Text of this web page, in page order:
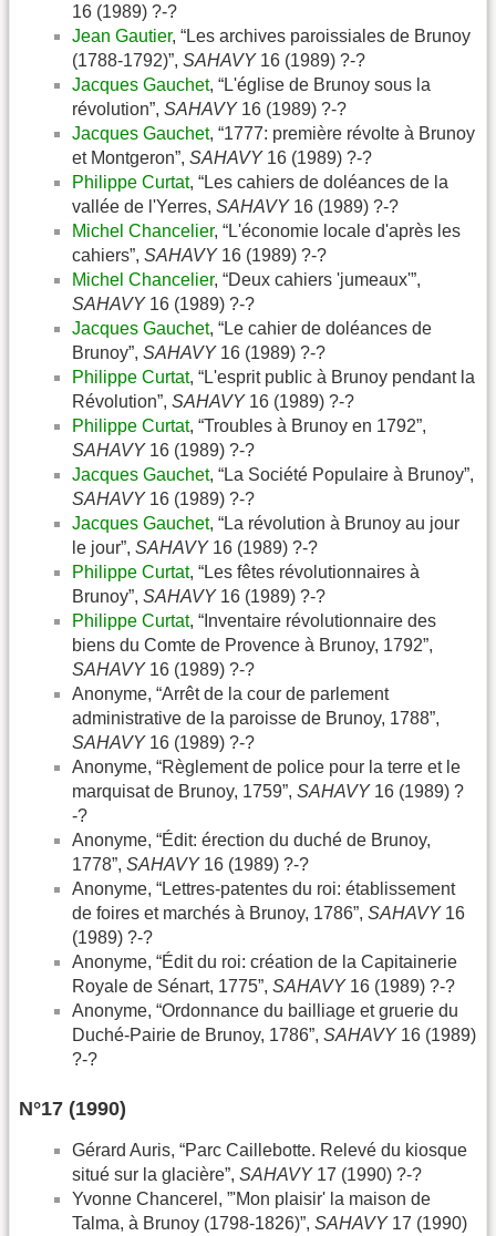
16 (1989) ?-?
Jean Gautier, “Les archives paroissiales de Brunoy
(1788-1792)”, SAHAVY 16 (1989) ?-?
Jacques Gauchet, “L'église de Brunoy sous la
révolution”, SAHAVY 16 (1989) ?-?
Jacques Gauchet, “1777: première révolte à Brunoy
et Montgeron”, SAHAVY 16 (1989) ?-?
Philippe Curtat, “Les cahiers de doléances de la
vallée de l'Yerres, SAHAVY 16 (1989) ?-?
Michel Chancelier, “L'économie locale d'après les
cahiers”, SAHAVY 16 (1989) ?-?
Michel Chancelier, “Deux cahiers 'jumeaux'”,
SAHAVY 16 (1989) ?-?
Jacques Gauchet, “Le cahier de doléances de
Brunoy”, SAHAVY 16 (1989) ?-?
Philippe Curtat, “L'esprit public à Brunoy pendant la
Révolution”, SAHAVY 16 (1989) ?-?
Philippe Curtat, “Troubles à Brunoy en 1792”,
SAHAVY 16 (1989) ?-?
Jacques Gauchet, “La Société Populaire à Brunoy”,
SAHAVY 16 (1989) ?-?
Jacques Gauchet, “La révolution à Brunoy au jour
le jour”, SAHAVY 16 (1989) ?-?
Philippe Curtat, “Les fêtes révolutionnaires à
Brunoy”, SAHAVY 16 (1989) ?-?
Philippe Curtat, “Inventaire révolutionnaire des
biens du Comte de Provence à Brunoy, 1792”,
SAHAVY 16 (1989) ?-?
Anonyme, “Arrêt de la cour de parlement
administrative de la paroisse de Brunoy, 1788”,
SAHAVY 16 (1989) ?-?
Anonyme, “Règlement de police pour la terre et le
marquisat de Brunoy, 1759”, SAHAVY 16 (1989) ?
-?
Anonyme, “Édit: érection du duché de Brunoy,
1778”, SAHAVY 16 (1989) ?-?
Anonyme, “Lettres-patentes du roi: établissement
de foires et marchés à Brunoy, 1786”, SAHAVY 16
(1989) ?-?
Anonyme, “Édit du roi: création de la Capitainerie
Royale de Sénart, 1775”, SAHAVY 16 (1989) ?-?
Anonyme, “Ordonnance du bailliage et gruerie du
Duché-Pairie de Brunoy, 1786”, SAHAVY 16 (1989)
?-?
N°17 (1990)
Gérard Auris, “Parc Caillebotte. Relevé du kiosque
situé sur la glacière”, SAHAVY17 (1990) ?-?
Yvonne Chancerel, ”'Mon plaisir' la maison de
Talma, à Brunoy (1798-1826)”, SAHAVY17 (1990)